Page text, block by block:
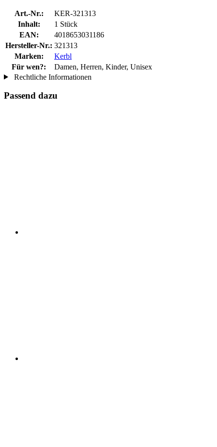
Art.-Nr.:
KER-321313
Inhalt:
1 Stück
EAN:
4018653031186
Hersteller-Nr.: 321313
Marken:
Kerbl
Für wen?:
Damen, Herren, Kinder, Unisex
Rechtliche Informationen
Passend dazu